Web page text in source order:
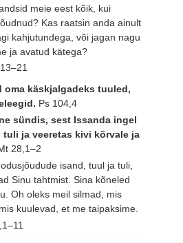
meie eest kõik, kui
Kas raatsin anda ainult
kahjutundega, või jagan nagu
ja avatud kätega?
oma käskjalgadeks tuuled,
Ps 104,4
sündis, sest Issanda ingel
tuli ja veeretas kivi kõrvale ja
28,1–2
isand, tuul ja tuli,
Sinu tahtmist. Sina kõneled
Oh oleks meil silmad, mis
kuulevad, et me taipaksime.